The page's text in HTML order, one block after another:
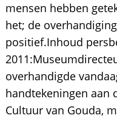
mensen hebben
het; de
positief.Inhoud
overhandigde
handtekeningen aan
Cultuur van Gouda,